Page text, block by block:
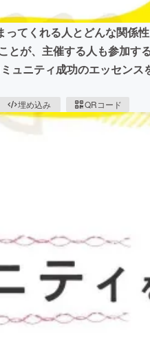
てくれる人とどんな関係
とが、主催する人も参加す
ュニティ成功のエッセンス
埋め込み QRコード